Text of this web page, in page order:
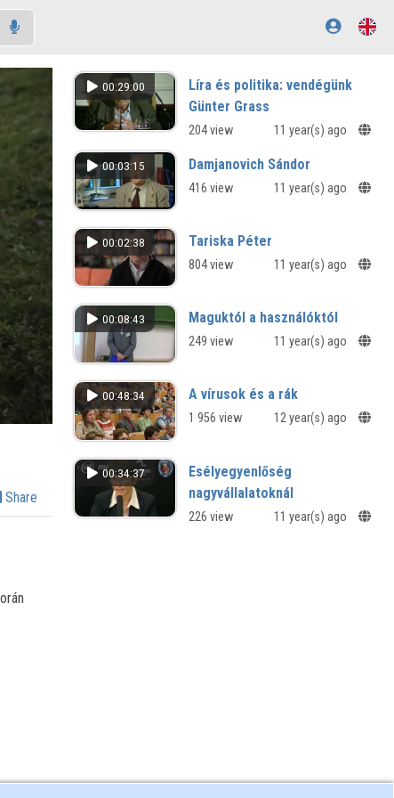
Share
00:29:00
Líra és politika: vendégünk
Günter Grass
204 view 11 year(s) ago
00:03:15 Damjanovich Sándor
416 view 11 year(s) ago
00:02:38 Tariska Péter
804 view 11 year(s) ago
00:08:43 Maguktól a használóktól
249 view 11 year(s) ago
00:48:34 A vírusok és a rák
1 956 view 12 year(s) ago
00:34:37
Esélyegyenlőség
nagyvállalatoknál
226 view 11 year(s) ago